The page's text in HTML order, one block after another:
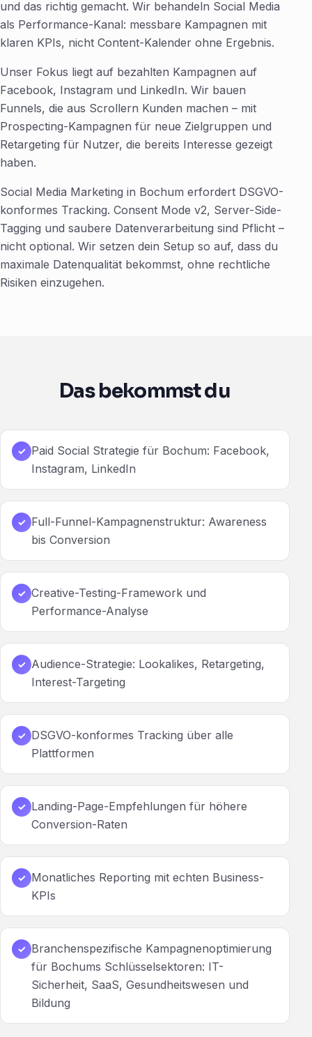
und das richtig gemacht. Wir behandeln Social Media
als Performance-Kanal: messbare Kampagnen mit
klaren KPIs, nicht Content-Kalender ohne Ergebnis.
Unser Fokus liegt auf bezahlten Kampagnen auf
Facebook, Instagram und LinkedIn. Wir bauen
Funnels, die aus Scrollern Kunden machen – mit
Prospecting-Kampagnen für neue Zielgruppen und
Retargeting für Nutzer, die bereits Interesse gezeigt
haben.
Social Media Marketing in Bochum erfordert DSGVO-
konformes Tracking. Consent Mode v2, Server-Side-
Tagging und saubere Datenverarbeitung sind Pflicht –
nicht optional. Wir setzen dein Setup so auf, dass du
maximale Datenqualität bekommst, ohne rechtliche
Risiken einzugehen.
Das bekommst du
✓ Paid Social Strategie für Bochum: Facebook,
Instagram, LinkedIn
✓ Full-Funnel-Kampagnenstruktur: Awareness
bis Conversion
✓ Creative-Testing-Framework und
Performance-Analyse
✓ Audience-Strategie: Lookalikes, Retargeting,
Interest-Targeting
✓ DSGVO-konformes Tracking über alle
Plattformen
✓ Landing-Page-Empfehlungen für höhere
Conversion-Raten
✓ Monatliches Reporting mit echten Business-
KPIs
✓ Branchenspezifische Kampagnenoptimierung
für Bochums Schlüsselsektoren: IT-
Sicherheit, SaaS, Gesundheitswesen und
Bildung